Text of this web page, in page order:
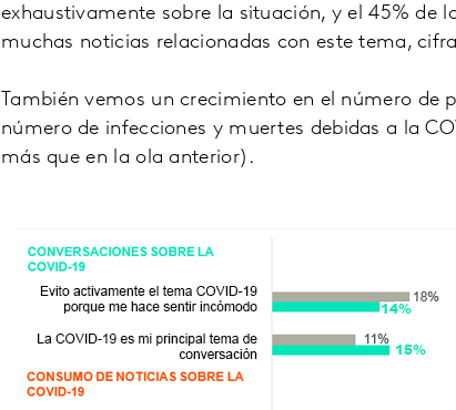
exhaustivamente sobre la situación, y el 45% de
muchas noticias relacionadas con este tema,
También vemos un crecimiento en el número de
número de infecciones y muertes debidas a la
más que en la ola anterior).